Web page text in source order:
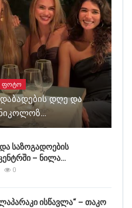
ᲤᲝᲢᲝ
Დღე Და
და საზოგადოების
– ნილა…
0
ისწავლა“ – თაკო